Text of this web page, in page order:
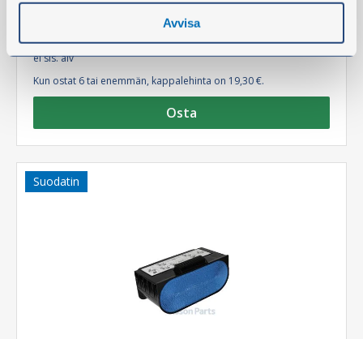
Avvisa
Tuotetta on varastossa
20,40 €
ei sis. alv
Kun ostat 6 tai enemmän, kappalehinta on 19,30 €.
Osta
Suodatin